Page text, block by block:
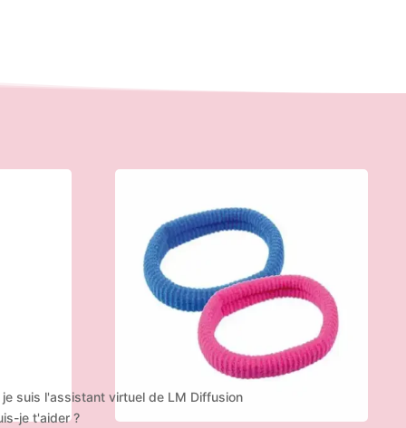
je suis l'assistant virtuel de LM Diffusion
je t'aider ?